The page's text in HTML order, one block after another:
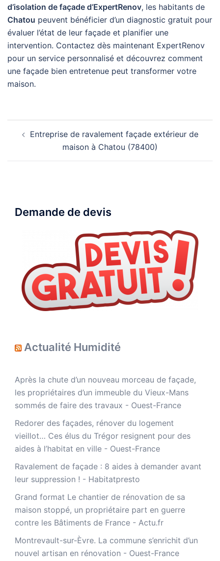
d’isolation de façade d’ExpertRenov, les habitants de
Chatou peuvent bénéficier d’un diagnostic gratuit pour
évaluer l’état de leur façade et planifier une
intervention. Contactez dès maintenant ExpertRenov
pour un service personnalisé et découvrez comment
une façade bien entretenue peut transformer votre
maison.
d’article
Entreprise de ravalement façade extérieur de
maison à Chatou (78400)
Demande de devis
Actualité Humidité
Après la chute d’un nouveau morceau de façade,
les propriétaires d’un immeuble du Vieux-Mans
sommés de faire des travaux - Ouest-France
Redorer des façades, rénover du logement
vieillot… Ces élus du Trégor resignent pour des
aides à l’habitat en ville - Ouest-France
Ravalement de façade : 8 aides à demander avant
leur suppression ! - Habitatpresto
Grand format Le chantier de rénovation de sa
maison stoppé, un propriétaire part en guerre
contre les Bâtiments de France - Actu.fr
Montrevault-sur-Èvre. La commune s’enrichit d’un
nouvel artisan en rénovation - Ouest-France